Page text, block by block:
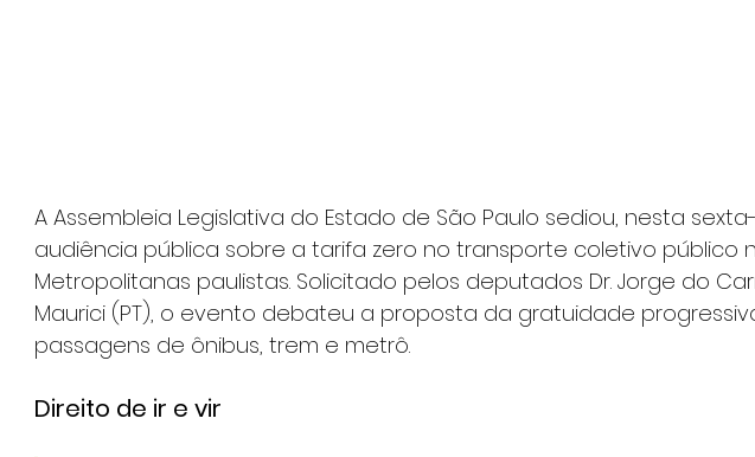
A Assembleia Legislativa do Estado de São Paulo sediou, nesta
audiência pública sobre a tarifa zero no transporte coletivo público
Metropolitanas paulistas. Solicitado pelos deputados Dr. Jorge do
Maurici (PT), o evento debateu a proposta da gratuidade
passagens de ônibus, trem e metrô.
Direito de ir e vir